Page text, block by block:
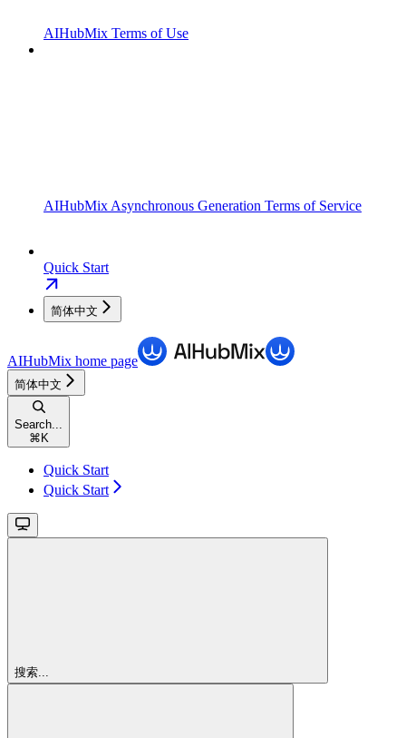
AIHubMix Terms of Use
AIHubMix Asynchronous Generation Terms of Service
Quick Start
简体中文
AIHubMix home page
简体中文
Search...
⌘ K
Quick Start
Quick Start
搜索...